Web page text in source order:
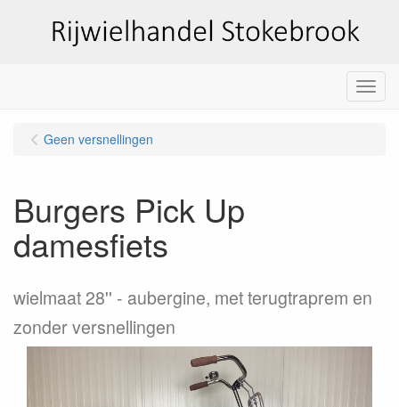
Menu
Geen versnellingen
Burgers Pick Up
damesfiets
wielmaat 28''
aubergine, met terugtraprem en
zonder versnellingen